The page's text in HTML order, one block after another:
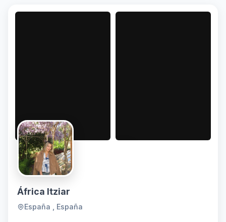
África Itziar
España , España